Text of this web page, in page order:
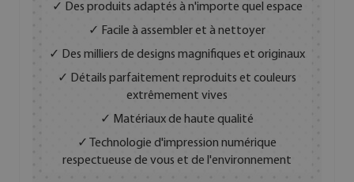
✓ Des produits adaptés à n'importe quel espace
✓ Facile à assembler et à nettoyer
✓ Des milliers de designs magnifiques et originaux
✓ Détails parfaitement reproduits et couleurs
extrêmement vives
✓ Matériaux de haute qualité
✓ Technologie d'impression numérique
respectueuse de vous et de l'environnement